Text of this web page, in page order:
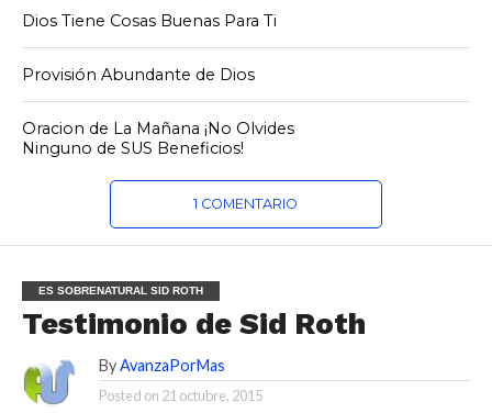
Dios Tiene Cosas Buenas Para Ti
Provisión Abundante de Dios
Oracion de La Mañana ¡No Olvides
Ninguno de SUS Beneficios!
1 COMENTARIO
ES SOBRENATURAL SID ROTH
Testimonio de Sid Roth
By AvanzaPorMas
Posted on 21 octubre, 2015